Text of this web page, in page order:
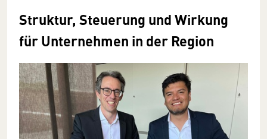
Struktur, Steuerung und Wirkung
für Unternehmen in der Region